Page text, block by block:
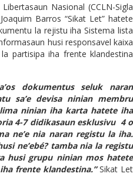
Nasional (CCLN-Sigla
Barros “Sikat Let” hatete
la rejistu iha Sistema lista
husi responsavel kaixa
partisipa iha frente klandestina
dokumentus seluk naran
sa’e devisa ninian membru
ninian iha karta hatete iha
4-7 didikasaun esklusivu 4 o
ne’e nia naran registu la iha.
ne’ebé? tamba nia la registu
husi grupu ninian mos hatete
frente klandestina.”Sikat Let